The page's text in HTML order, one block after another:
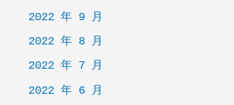
2022 年 9 月
2022 年 8 月
2022 年 7 月
2022 年 6 月